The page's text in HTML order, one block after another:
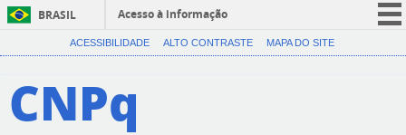
BRASIL
Acesso à informação
CORONAVÍRUS (COVID-19)
ACESSIBILIDADE ALTO CONTRASTE MAPA DO SITE
CNPq